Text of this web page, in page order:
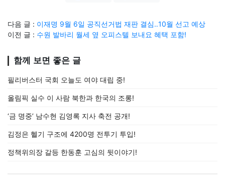
다음 글 : 이재명 9월 6일 공직선거법 재판 결심‥10월 선고 예상
이전 글 : 수원 발바리 월세 옆 오피스텔 보내요 혜택 포함!
함께 보면 좋은 글
필리버스터 국회 오늘도 여야 대립 중!
올림픽 실수 이 사람 북한과 한국의 조롱!
‘금 명중’ 남수현 김영록 지사 축전 공개!
김정은 헬기 구조에 4200명 전투기 투입!
정책위의장 갈등 한동훈 고심의 뒷이야기!